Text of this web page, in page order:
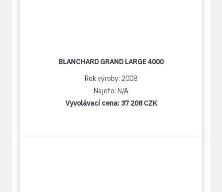
BLANCHARD GRAND LARGE 4000
Rok výroby: 2008
Najeto: N/A
Vyvolávací cena: 37 208 CZK